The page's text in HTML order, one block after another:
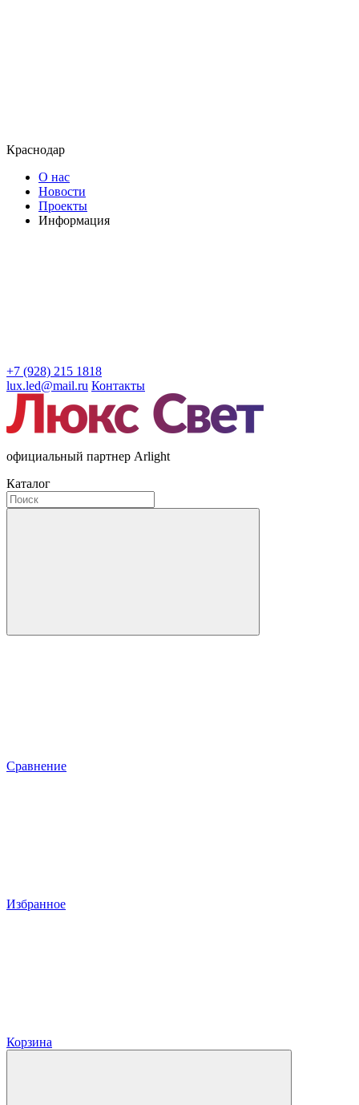
Краснодар
О нас
Новости
Проекты
Информация
+7 (928) 215 1818
lux.led@mail.ru Контакты
официальный партнер Arlight
Каталог
Сравнение
Избранное
Корзина